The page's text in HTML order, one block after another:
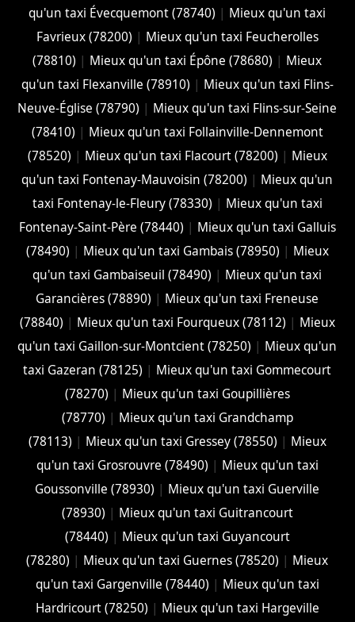
qu'un taxi Évecquemont (78740) | Mieux qu'un taxi
Favrieux (78200) | Mieux qu'un taxi Feucherolles
(78810) | Mieux qu'un taxi Épône (78680) | Mieux
qu'un taxi Flexanville (78910) | Mieux qu'un taxi Flins-
Neuve-Église (78790) | Mieux qu'un taxi Flins-sur-Seine
(78410) | Mieux qu'un taxi Follainville-Dennemont
(78520) | Mieux qu'un taxi Flacourt (78200) | Mieux
qu'un taxi Fontenay-Mauvoisin (78200) | Mieux qu'un
taxi Fontenay-le-Fleury (78330) | Mieux qu'un taxi
Fontenay-Saint-Père (78440) | Mieux qu'un taxi Galluis
(78490) | Mieux qu'un taxi Gambais (78950) | Mieux
qu'un taxi Gambaiseuil (78490) | Mieux qu'un taxi
Garancières (78890) | Mieux qu'un taxi Freneuse
(78840) | Mieux qu'un taxi Fourqueux (78112) | Mieux
qu'un taxi Gaillon-sur-Montcient (78250) | Mieux qu'un
taxi Gazeran (78125) | Mieux qu'un taxi Gommecourt
(78270) | Mieux qu'un taxi Goupillières
(78770) | Mieux qu'un taxi Grandchamp
(78113) | Mieux qu'un taxi Gressey (78550) | Mieux
qu'un taxi Grosrouvre (78490) | Mieux qu'un taxi
Goussonville (78930) | Mieux qu'un taxi Guerville
(78930) | Mieux qu'un taxi Guitrancourt
(78440) | Mieux qu'un taxi Guyancourt
(78280) | Mieux qu'un taxi Guernes (78520) | Mieux
qu'un taxi Gargenville (78440) | Mieux qu'un taxi
Hardricourt (78250) | Mieux qu'un taxi Hargeville